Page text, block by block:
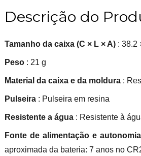
Descrição do
Tamanho da caixa (C × L × A) : 38.2
Peso: 21 g
Material da caixa e da moldura:
Pulseira: Pulseira em resina
Resistente a água: Resistente à
Fonte de alimentação e
aproximada da bateria: 7 anos no